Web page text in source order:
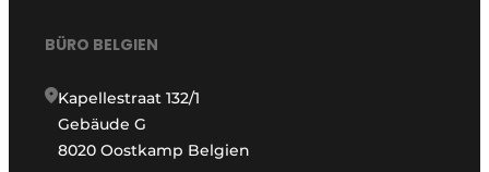
BÜRO BELGIEN
Kapellestraat 132/1
Gebäude G
8020 Oostkamp Belgien